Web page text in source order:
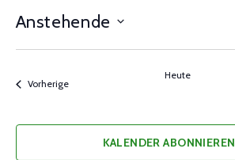
Anstehende
VorherigeVeranstaltungen
Heute
KALENDER ABONNIEREN